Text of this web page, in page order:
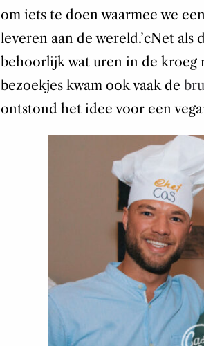
om iets te doen waarmee we
leveren aan de wereld.’cNet als
behoorlijk wat uren in de kroeg
bezoekjes kwam ook vaak de
ontstond het idee voor een